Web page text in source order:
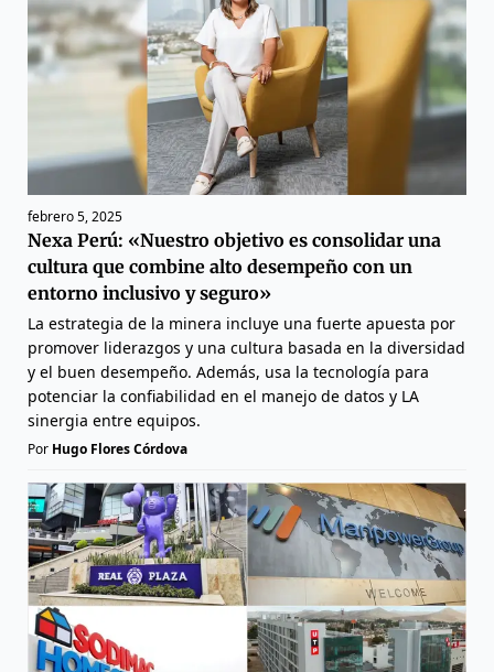
febrero 5, 2025
Nexa Perú: «Nuestro objetivo es consolidar una
cultura que combine alto desempeño con un
entorno inclusivo y seguro»
La estrategia de la minera incluye una fuerte apuesta por
promover liderazgos y una cultura basada en la diversidad
y el buen desempeño. Además, usa la tecnología para
potenciar la confiabilidad en el manejo de datos y LA
sinergia entre equipos.
Por Hugo Flores Córdova